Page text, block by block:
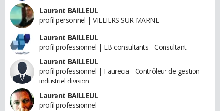
Laurent BAILLEUL
profil personnel | VILLIERS SUR MARNE
Laurent BAILLEUL
profil professionnel | LB consultants - Consultant
Laurent BAILLEUL
profil professionnel | Faurecia - Contrôleur de gestion
industriel division
Laurent BAILLEUL
profil professionnel